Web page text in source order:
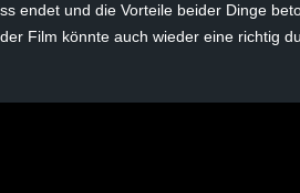
endet und die Vorteile beider Dinge
Film könnte auch wieder eine richtig